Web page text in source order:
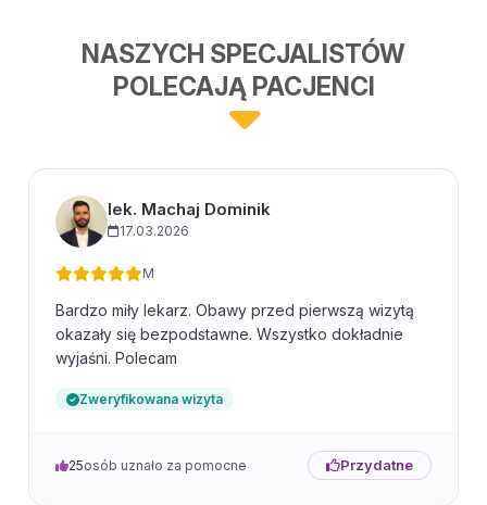
NASZYCH SPECJALISTÓW
POLECAJĄ PACJENCI
lek. Machaj Dominik
17.03.2026
M
Bardzo miły lekarz. Obawy przed pierwszą wizytą
okazały się bezpodstawne. Wszystko dokładnie
wyjaśni. Polecam
Zweryfikowana wizyta
25osób uznało za pomocne Przydatne